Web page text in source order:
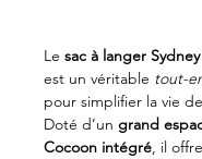
Le sac à langer
est un véritable tout-
pour simplifier la vie
Doté d’un grand
Cocoon intégré, il